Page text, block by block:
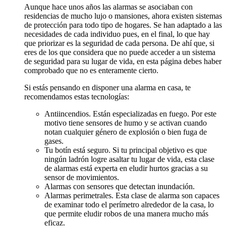
Aunque hace unos años las alarmas se asociaban con
residencias de mucho lujo o mansiones, ahora existen sistemas
de protección para todo tipo de hogares. Se han adaptado a las
necesidades de cada individuo pues, en el final, lo que hay
que priorizar es la seguridad de cada persona. De ahí que, si
eres de los que considera que no puede acceder a un sistema
de seguridad para su lugar de vida, en esta página debes haber
comprobado que no es enteramente cierto.
Si estás pensando en disponer una alarma en casa, te
recomendamos estas tecnologías:
Antiincendios. Están especializadas en fuego. Por este
motivo tiene sensores de humo y se activan cuando
notan cualquier género de explosión o bien fuga de
gases.
Tu botín está seguro. Si tu principal objetivo es que
ningún ladrón logre asaltar tu lugar de vida, esta clase
de alarmas está experta en eludir hurtos gracias a su
sensor de movimientos.
Alarmas con sensores que detectan inundación.
Alarmas perimetrales. Esta clase de alarma son capaces
de examinar todo el perímetro alrededor de la casa, lo
que permite eludir robos de una manera mucho más
eficaz.